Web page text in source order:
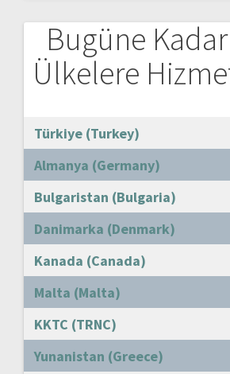
Bugüne
Ülkelere
Türkiye (Turkey)
Almanya (Germany)
Bulgaristan (Bulgaria)
Danimarka (Denmark)
Kanada (Canada)
Malta (Malta)
KKTC (TRNC)
Yunanistan (Greece)